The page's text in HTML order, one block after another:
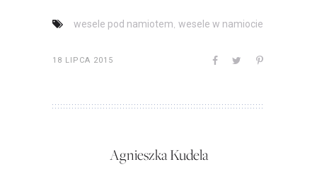
wesele pod namiotem, wesele w namiocie
18 LIPCA 2015
Agnieszka Kudela